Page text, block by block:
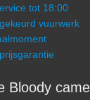
tot 18:00
vuurwerk
Bloody